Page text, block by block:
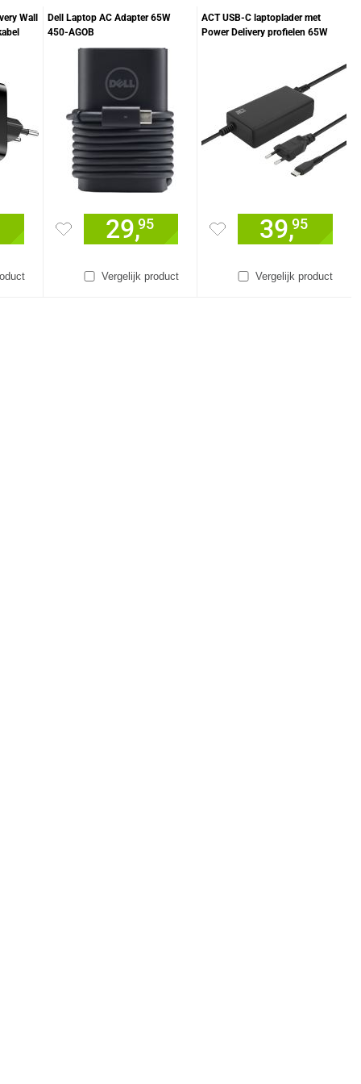
Wall
Dell Laptop AC Adapter 65W
450-AGOB
Vergelijk product
29,95
ACT USB-C laptoplader met
Power Delivery profielen 65W
Vergelijk product
39,95